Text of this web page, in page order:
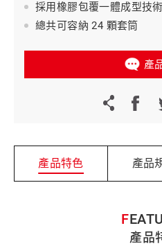
採用橡膠包覆一體成型技
總共可容納 24 顆套筒
產
產品特色 產品
產品